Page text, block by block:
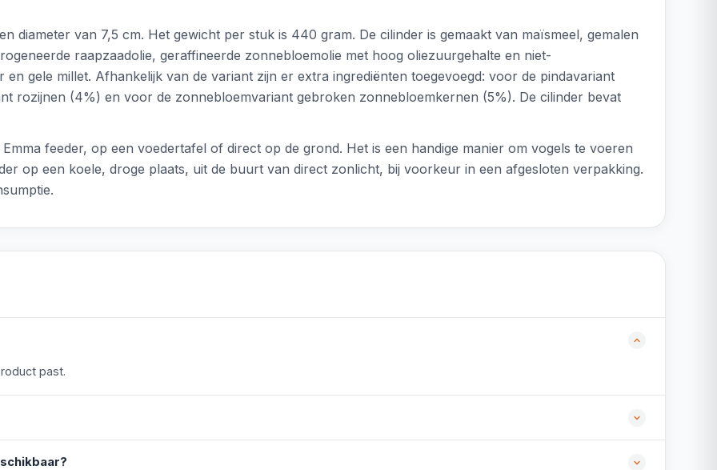
diameter van 7,5 cm. Het gewicht per stuk is 440 gram. De cilinder is gemaakt van maïsmeel, gemalen
raapzaadolie, geraffineerde zonnebloemolie met hoog oliezuurgehalte en niet-
gele millet. Afhankelijk van de variant zijn er extra ingrediënten toegevoegd: voor de pindavariant
rozijnen (4%) en voor de zonnebloemvariant gebroken zonnebloemkernen (5%). De cilinder bevat
feeder, op een voedertafel of direct op de grond. Het is een handige manier om vogels te voeren
op een koele, droge plaats, uit de buurt van direct zonlicht, bij voorkeur in een afgesloten verpakking.
past.